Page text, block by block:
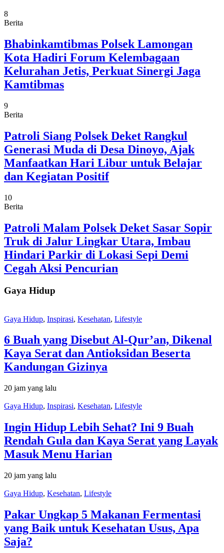
8
Berita
Bhabinkamtibmas Polsek Lamongan
Kota Hadiri Forum Kelembagaan
Kelurahan Jetis, Perkuat Sinergi Jaga
Kamtibmas
9
Berita
Patroli Siang Polsek Deket Rangkul
Generasi Muda di Desa Dinoyo, Ajak
Manfaatkan Hari Libur untuk Belajar
dan Kegiatan Positif
10
Berita
Patroli Malam Polsek Deket Sasar Sopir
Truk di Jalur Lingkar Utara, Imbau
Hindari Parkir di Lokasi Sepi Demi
Cegah Aksi Pencurian
Gaya Hidup
Gaya Hidup, Inspirasi, Kesehatan, Lifestyle
6 Buah yang Disebut Al-Qur’an, Dikenal
Kaya Serat dan Antioksidan Beserta
Kandungan Gizinya
20 jam yang lalu
Gaya Hidup, Inspirasi, Kesehatan, Lifestyle
Ingin Hidup Lebih Sehat? Ini 9 Buah
Rendah Gula dan Kaya Serat yang Layak
Masuk Menu Harian
20 jam yang lalu
Gaya Hidup, Kesehatan, Lifestyle
Pakar Ungkap 5 Makanan Fermentasi
yang Baik untuk Kesehatan Usus, Apa
Saja?